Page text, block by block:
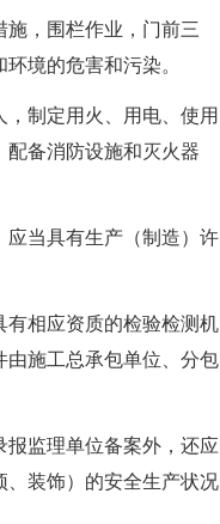
，围栏作业，门前三
境的危害和污染。
制定用火、用电、使用
备消防设施和灭火器
当具有生产（制造）许
相应资质的检验检测机
施工总承包单位、分包
监理单位备案外，还应
装饰）的安全生产状况